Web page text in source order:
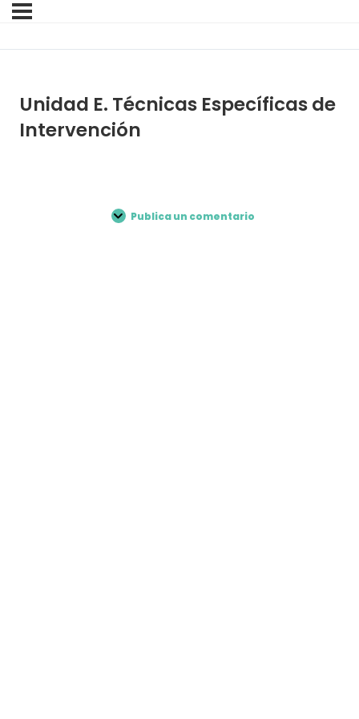
Unidad E. Técnicas Específicas de
Intervención
Publica un comentario